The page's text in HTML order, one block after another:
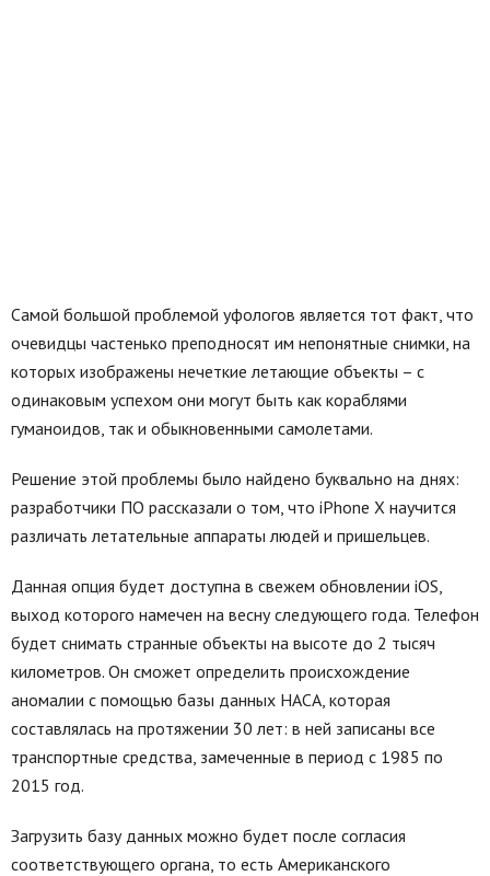
Самой большой проблемой уфологов является тот факт, что
очевидцы частенько преподносят им непонятные снимки, на
которых изображены нечеткие летающие объекты – с
одинаковым успехом они могут быть как кораблями
гуманоидов, так и обыкновенными самолетами.
Решение этой проблемы было найдено буквально на днях:
разработчики ПО рассказали о том, что iPhone X научится
различать летательные аппараты людей и пришельцев.
Данная опция будет доступна в свежем обновлении iOS,
выход которого намечен на весну следующего года. Телефон
будет снимать странные объекты на высоте до 2 тысяч
километров. Он сможет определить происхождение
аномалии с помощью базы данных НАСА, которая
составлялась на протяжении 30 лет: в ней записаны все
транспортные средства, замеченные в период с 1985 по
2015 год.
Загрузить базу данных можно будет после согласия
соответствующего органа, то есть Американского